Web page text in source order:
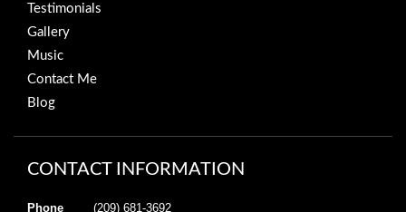
Testimonials
Gallery
Music
Contact Me
Blog
CONTACT INFORMATION
Phone (209) 681-3692